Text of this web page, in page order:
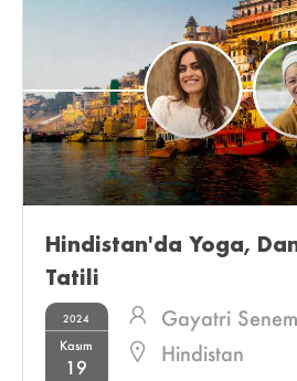
Hindistan'da Yoga,
Tatili
2024
Kasım
19
Gayatri
Kıran
Hindistan